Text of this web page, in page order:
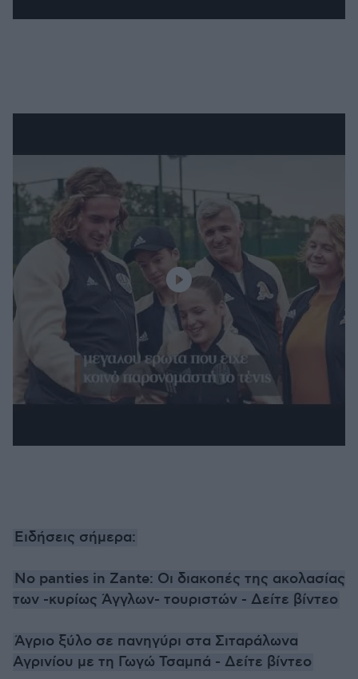
Ειδήσεις σήμερα:
No panties in Zante: Oι διακοπές της ακολασίας
των -κυρίως Άγγλων- τουριστών - Δείτε βίντεο
Άγριο ξύλο σε πανηγύρι στα Σιταράλωνα
Αγρινίου με τη Γωγώ Τσαμπά - Δείτε βίντεο